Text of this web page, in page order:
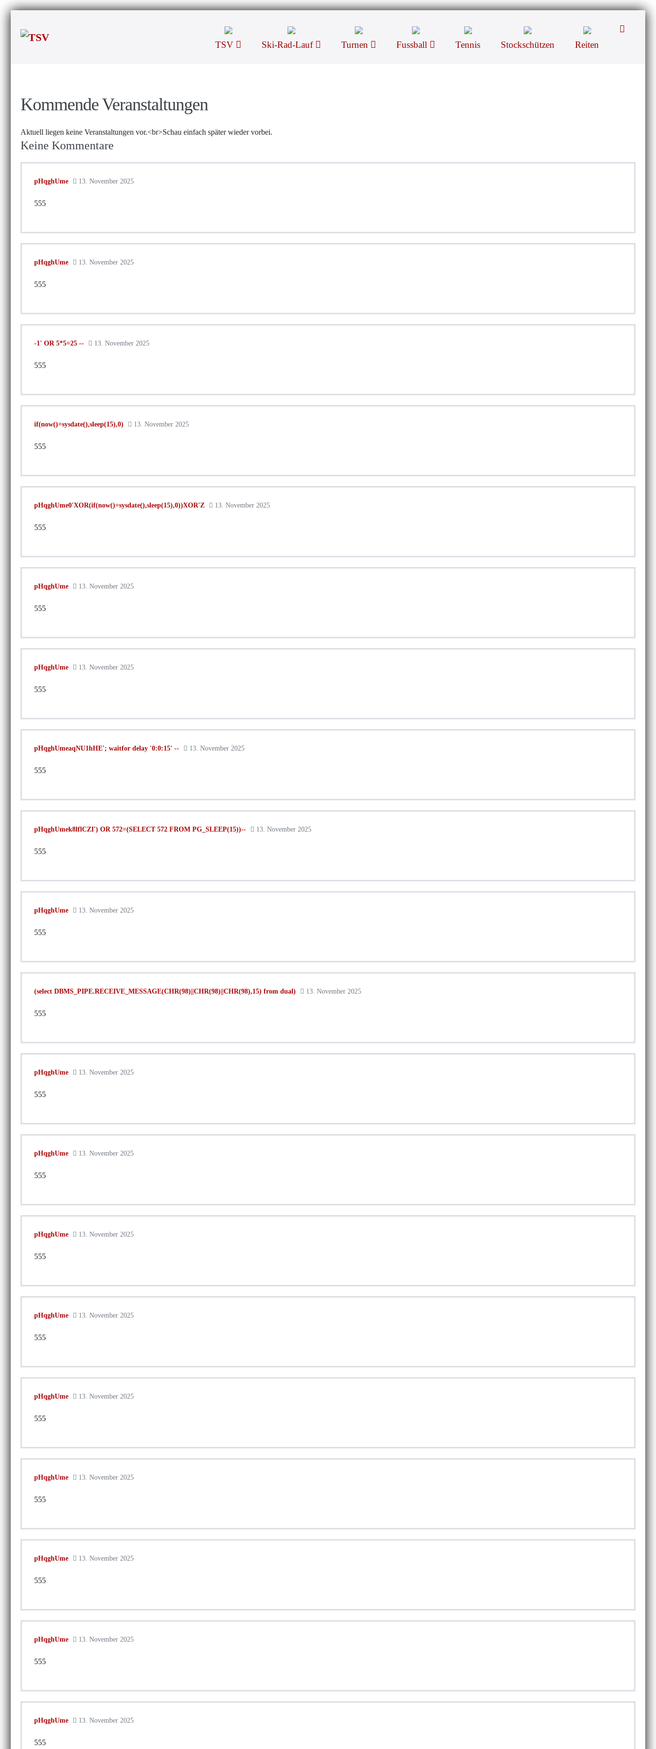
Zum
TSV Ski-Rad-Lauf Turnen Fussball Tennis Stockschützen Reiten
Suche-
Kommende Veranstaltungen
Aktuell liegen keine Veranstaltungen vor.<br>Schau einfach später wieder vorbei.
Keine Kommentare
pHqghUme 13. November 2025
555
pHqghUme 13. November 2025
555
-1' OR 5*5=25 -- 13. November 2025
555
if(now()=sysdate(),sleep(15),0) 13. November 2025
555
pHqghUme0'XOR(if(now()=sysdate(),sleep(15),0))XOR'Z 13. November 2025
555
pHqghUme 13. November 2025
555
pHqghUme 13. November 2025
555
pHqghUmeaqNU1hHE'; waitfor delay '0:0:15' -- 13. November 2025
555
pHqghUmek8lflCZI') OR 572=(SELECT 572 FROM PG_SLEEP(15))-- 13. November 2025
555
pHqghUme 13. November 2025
555
(select DBMS_PIPE.RECEIVE_MESSAGE(CHR(98)||CHR(98)||CHR(98),15) from dual) 13. November 2025
555
pHqghUme 13. November 2025
555
pHqghUme 13. November 2025
555
pHqghUme 13. November 2025
555
pHqghUme 13. November 2025
555
pHqghUme 13. November 2025
555
pHqghUme 13. November 2025
555
pHqghUme 13. November 2025
555
pHqghUme 13. November 2025
555
pHqghUme 13. November 2025
555